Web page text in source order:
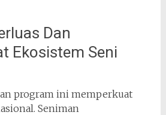
Dan
Ekosistem Seni
program ini memperkuat
Seniman